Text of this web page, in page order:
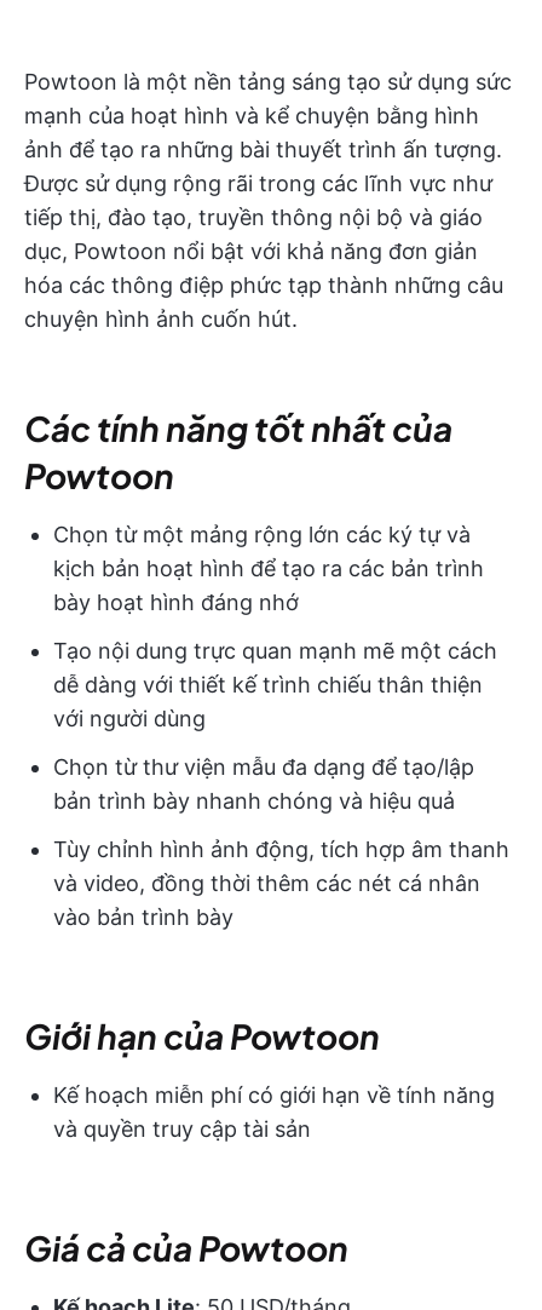
Powtoon là một nền tảng sáng tạo sử dụng sức
mạnh của hoạt hình và kể chuyện bằng hình
ảnh để tạo ra những bài thuyết trình ấn tượng.
Được sử dụng rộng rãi trong các lĩnh vực như
tiếp thị, đào tạo, truyền thông nội bộ và giáo
dục, Powtoon nổi bật với khả năng đơn giản
hóa các thông điệp phức tạp thành những câu
chuyện hình ảnh cuốn hút.
Các tính năng tốt nhất của
Powtoon
Chọn từ một mảng rộng lớn các ký tự và
kịch bản hoạt hình để tạo ra các bản trình
bày hoạt hình đáng nhớ
Tạo nội dung trực quan mạnh mẽ một cách
dễ dàng với thiết kế trình chiếu thân thiện
với người dùng
Chọn từ thư viện mẫu đa dạng để tạo/lập
bản trình bày nhanh chóng và hiệu quả
Tùy chỉnh hình ảnh động, tích hợp âm thanh
và video, đồng thời thêm các nét cá nhân
vào bản trình bày
Giới hạn của Powtoon
Kế hoạch miễn phí có giới hạn về tính năng
và quyền truy cập tài sản
Giá cả của Powtoon